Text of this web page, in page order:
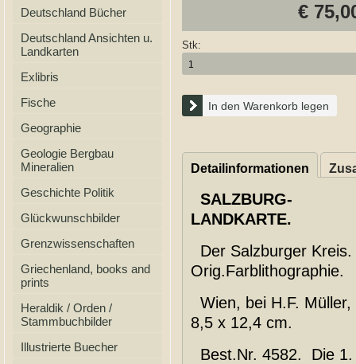
Deutschland Bücher
Deutschland Ansichten u.
Landkarten
Exlibris
Fische
Geographie
Geologie Bergbau
Mineralien
Geschichte Politik
Glückwunschbilder
Grenzwissenschaften
Griechenland, books and
prints
Heraldik / Orden /
Stammbuchbilder
Illustrierte Buecher
€
Stk:
In den Warenkorb legen
Detailinformationen
SALZBURG-
LANDKARTE.
Der Salzburger
Orig.Farblithographie.
Wien, bei H.F.
8,5 x 12,4 cm.
Best.Nr. 4582. Die